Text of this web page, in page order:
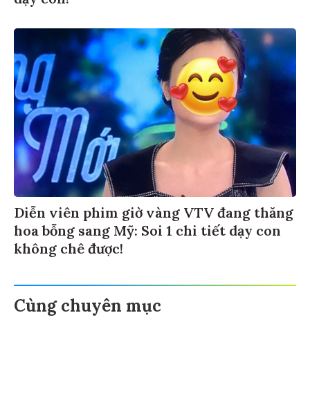
Diễn viên phim giờ vàng VTV đang thăng
hoa bỗng sang Mỹ: Soi 1 chi tiết dạy con
không chê được!
Cùng chuyên mục